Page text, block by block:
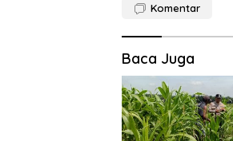
Komentar
Baca Juga